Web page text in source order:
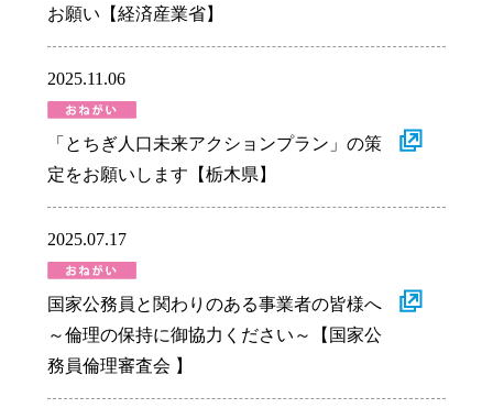
お願い【経済産業省】
2025.11.06
「とちぎ人口未来アクションプラン」の策
定をお願いします【栃木県】
2025.07.17
国家公務員と関わりのある事業者の皆様へ
～倫理の保持に御協力ください～【国家公
務員倫理審査会 】